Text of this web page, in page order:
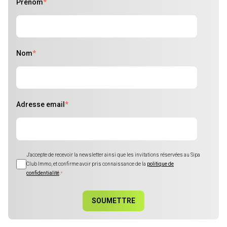
Prénom*
Nom*
Adresse email *
J'accepte de recevoir la newsletter ainsi que les invitations réservées au Sipa
Club Immo, et confirme avoir pris connaissance de la politique de
confidentialité*